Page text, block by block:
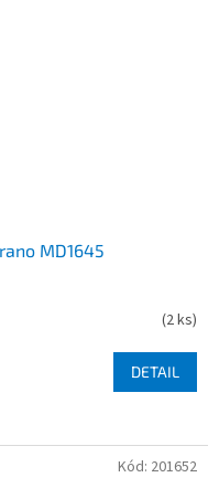
MD1645
(2 ks)
DETAIL
Kód: 201652